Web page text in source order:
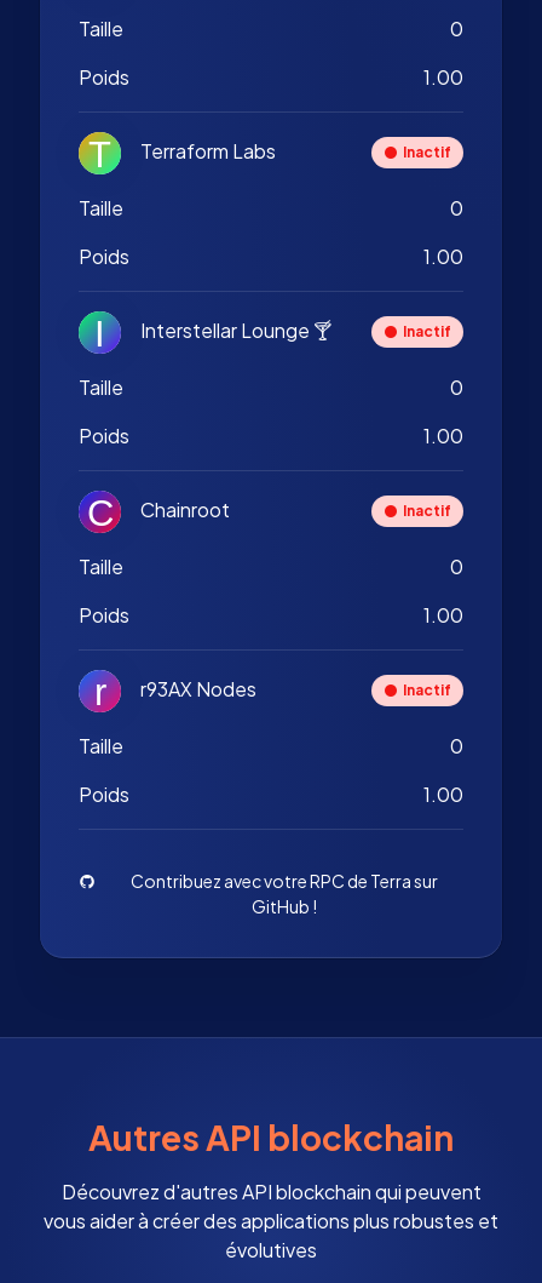
Taille
0
Poids
1.00
Terraform Labs Inactif
Taille
0
Poids
1.00
Interstellar Lounge 🍸 Inactif
Taille
0
Poids
1.00
Chainroot Inactif
Taille
0
Poids
1.00
r93AX Nodes Inactif
Taille
0
Poids
1.00
Contribuez avec votre RPC de Terra sur
GitHub !
Autres API blockchain
Découvrez d'autres API blockchain qui peuvent
vous aider à créer des applications plus robustes et
évolutives